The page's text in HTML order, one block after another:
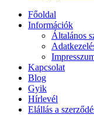
Főoldal
Információk
Általános
Kapcsolat
Blog
Gyik
Hírlevél
Elállás a